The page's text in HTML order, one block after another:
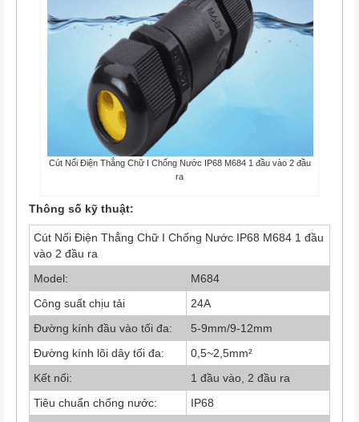
Cút Nối Điện Thẳng Chữ I Chống Nước IP68 M684 1 đầu vào 2 đầu
ra
Thông số kỹ thuật:
Cút Nối Điện Thẳng Chữ I Chống Nước IP68 M684 1 đầu
vào 2 đầu ra
Model:
M684
Công suất chịu tải
24A
Đường kính đầu vào tối đa:
5-9mm/9-12mm
Đường kính lõi dây tối đa:
0,5~2,5mm²
Kết nối:
1 đầu vào, 2 đầu ra
Tiêu chuẩn chống nước:
IP68